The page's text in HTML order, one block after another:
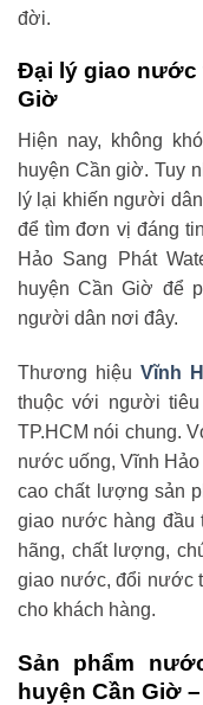
đời.
Đại lý giao nước
Giờ
Hiện nay, không
huyện Cần giờ. Tuy
lý lại khiến người
để tìm đơn vị đáng
Hảo Sang Phát
huyện Cần Giờ để
người dân nơi đây.
Thương hiệu Vĩnh
thuộc với người
TP.HCM nói chung.
nước uống, Vĩnh
cao chất lượng sản
giao nước hàng đầu
hãng, chất lượng,
giao nước, đổi nước
cho khách hàng.
Sản phẩm
huyện Cần Giờ